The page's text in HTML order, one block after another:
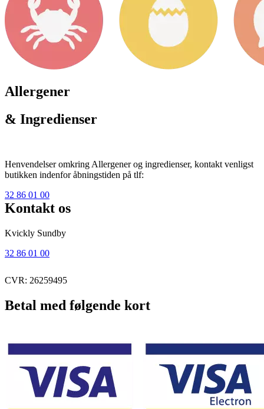
Allergener
& Ingredienser
Henvendelser omkring Allergener og ingredienser, kontakt venligst
butikken indenfor åbningstiden på tlf:
32 86 01 00
Kontakt os
Kvickly Sundby
32 86 01 00
CVR: 26259495
Betal med følgende kort